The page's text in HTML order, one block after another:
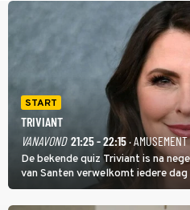
START
TRIVIANT
VANAVOND 21:25 - 22:15· AMUSEMENT
De bekende quiz Triviant is na
van Santen verwelkomt iedere
vragen beantwoorden in
speler gaat direct door naar de